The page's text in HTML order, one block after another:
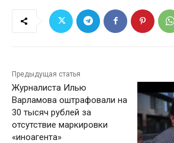
Предыдущая статья
Журналиста Илью
Варламова оштрафовали на
30 тысяч рублей за
отсутствие маркировки
«иноагента»